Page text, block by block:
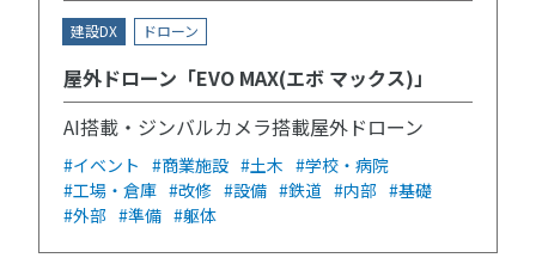
建設DX ドローン
屋外ドローン「EVO MAX(エボ マックス)」
AI搭載・ジンバルカメラ搭載屋外ドローン
#イベント #商業施設 #土木 #学校・病院
#工場・倉庫 #改修 #設備 #鉄道 #内部 #基礎
#外部 #準備 #躯体